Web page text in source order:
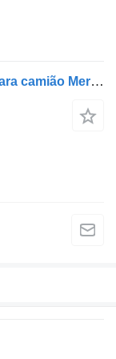
Barra estabilizadora A 975 330 17 03 para camião Mercedes-Benz ATEGO